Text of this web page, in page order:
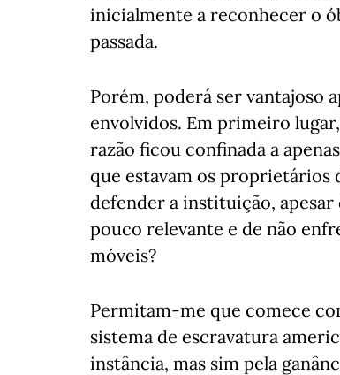
inicialmente a reconhecer o
passada.
Porém, poderá ser vantajoso
envolvidos. Em primeiro
razão ficou confinada a
que estavam os proprietários
defender a instituição,
pouco relevante e de não
móveis?
Permitam-me que comece
sistema de escravatura
instância, mas sim pela